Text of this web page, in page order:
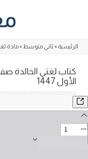
الرئيسية » ثاني متوسط »مادة
كتاب لغتي الخالدة
الأول 1447